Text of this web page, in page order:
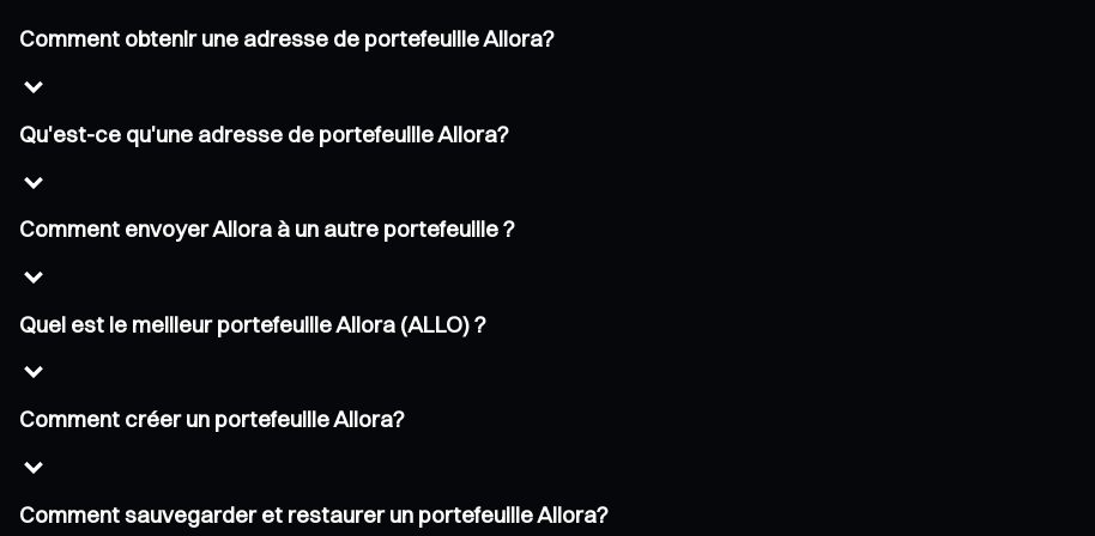
Comment obtenir une adresse de portefeuille Allora?
Qu'est-ce qu'une adresse de portefeuille Allora?
Comment envoyer Allora à un autre portefeuille ?
Quel est le meilleur portefeuille Allora (ALLO) ?
Comment créer un portefeuille Allora?
Comment sauvegarder et restaurer un portefeuille Allora?